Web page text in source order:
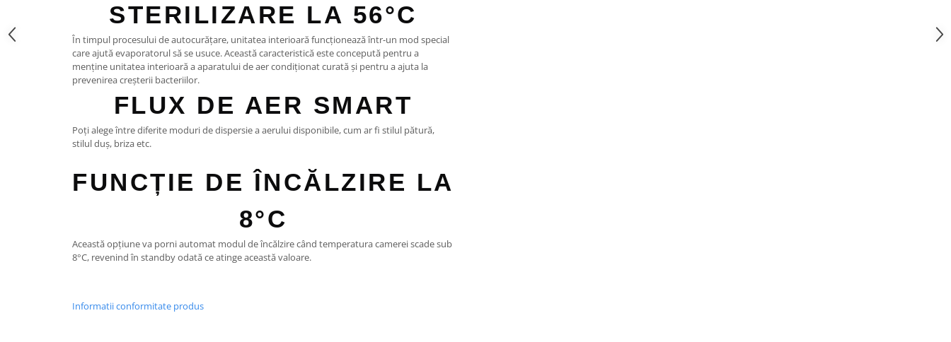
STERILIZARE LA 56°C
În timpul procesului de autocurățare, unitatea interioară funcționează într-un mod special
care ajută evaporatorul să se usuce. Această caracteristică este concepută pentru a
menține unitatea interioară a aparatului de aer condiționat curată și pentru a ajuta la
prevenirea creșterii bacteriilor.
FLUX DE AER SMART
Poți alege între diferite moduri de dispersie a aerului disponibile, cum ar fi stilul pătură,
stilul duș, briza etc.
FUNCȚIE DE ÎNCĂLZIRE LA
8°C
Această opțiune va porni automat modul de încălzire când temperatura camerei scade sub
8°C, revenind în standby odată ce atinge această valoare.
Informatii conformitate produs